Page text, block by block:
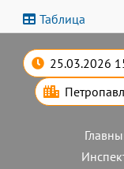
Таблица
25.03.2026